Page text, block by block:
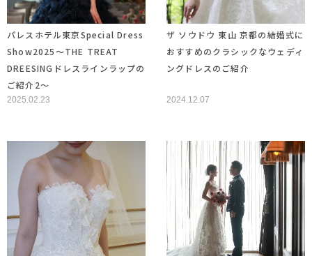
パレスホテル東京Special Dress
Show2025～THE TREAT
DREESINGドレスラインラップの
ご紹介2～
2025.02.23
ザ ソウドウ 東山 京都の結婚式に
おすすめのクラシックなウェディ
ングドレスのご紹介
2024.12.07